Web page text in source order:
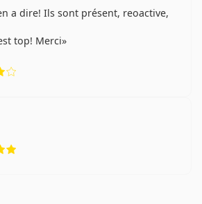
a dire! Ils sont présent, reoactive,
top! Merci